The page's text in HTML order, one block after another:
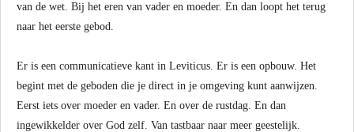
van de wet. Bij het eren van vader en moeder. En dan loopt het terug
naar het eerste gebod.
Er is een communicatieve kant in Leviticus. Er is een opbouw. Het
begint met de geboden die je direct in je omgeving kunt aanwijzen.
Eerst iets over moeder en vader. En over de rustdag. En dan
ingewikkelder over God zelf. Van tastbaar naar meer geestelijk.